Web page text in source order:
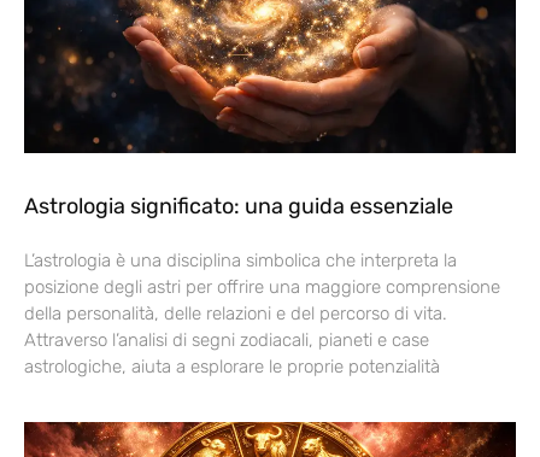
Astrologia significato: una guida essenziale
L’astrologia è una disciplina simbolica che interpreta la
posizione degli astri per offrire una maggiore comprensione
della personalità, delle relazioni e del percorso di vita.
Attraverso l’analisi di segni zodiacali, pianeti e case
astrologiche, aiuta a esplorare le proprie potenzialità